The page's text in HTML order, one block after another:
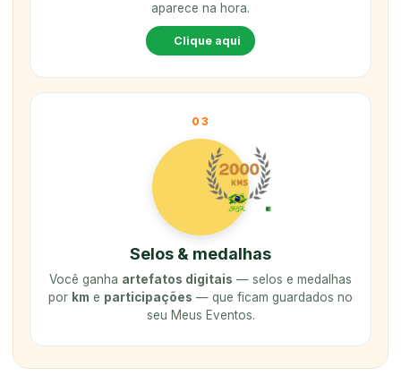
aparece na hora.
Clique aqui
03
Selos & medalhas
Você ganha artefatos digitais — selos e medalhas
por km e participações — que ficam guardados no
seu Meus Eventos.